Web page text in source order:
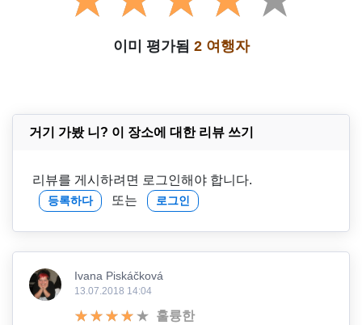
이미 평가됨 2 여행자
거기 가봤 니? 이 장소에 대한 리뷰 쓰기
리뷰를 게시하려면 로그인해야 합니다.
등록하다 또는 로그인
Ivana Piskáčková
13.07.2018 14:04
훌륭한